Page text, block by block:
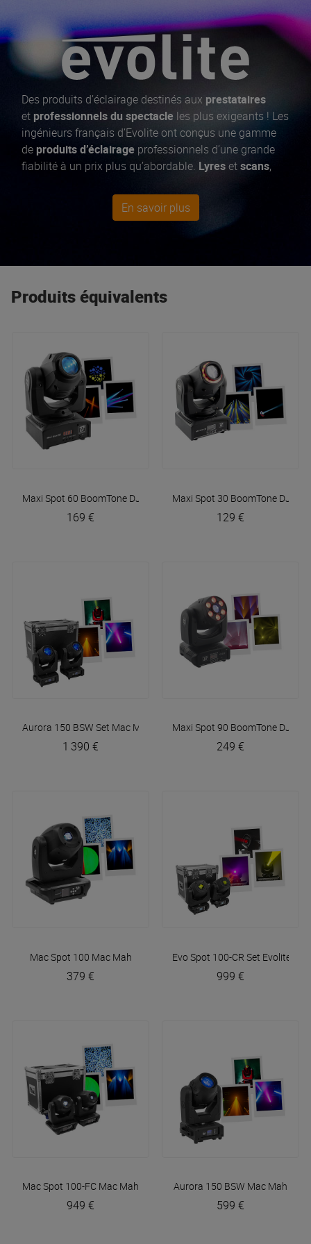
Des produits d’éclairage destinés aux prestataires
et professionnels du spectacle les plus exigeants ! Les
ingénieurs français d’Evolite ont conçus une gamme
de produits d’éclairage professionnels d’une grande
fiabilité à un prix plus qu’abordable. Lyresetscans,
... tous équipés des dernières
technologies pour des shows lumineux époustouflants
En savoir plus
Produits équivalents
Maxi Spot 60 BoomTone DJ
169 €
Maxi Spot 30 BoomTone DJ
129 €
Aurora 150 BSW Set Mac Mah
1 390 €
Maxi Spot 90 BoomTone DJ
249 €
Mac Spot 100 Mac Mah
379 €
Evo Spot 100-CR Set Evolite
999 €
Mac Spot 100-FC Mac Mah
949 €
Aurora 150 BSW Mac Mah
599 €